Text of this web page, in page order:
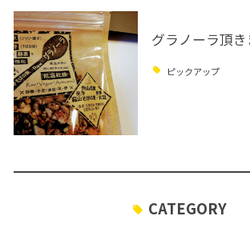
グラノーラ頂
ピックアップ
CATEGORY